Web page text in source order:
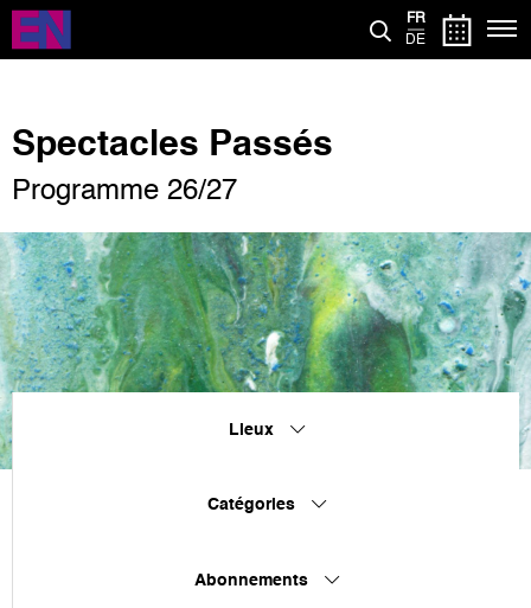
Aller
contenu
FR
DE
Spectacles Passés
Programme 26/27
Lieux
Catégories
Abonnements